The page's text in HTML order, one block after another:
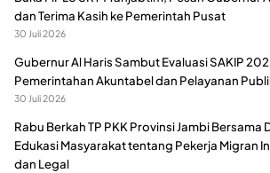
dan Terima Kasih ke Pemerintah Pusat
30 Juli 2026
Gubernur Al Haris Sambut Evaluasi SAKIP
Pemerintahan Akuntabel dan Pelayanan
30 Juli 2026
Rabu Berkah TP PKK Provinsi Jambi Bersama
Edukasi Masyarakat tentang Pekerja Migran
dan Legal